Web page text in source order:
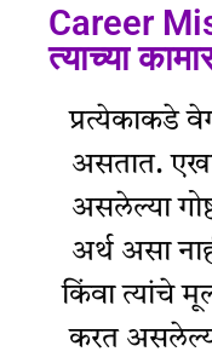
Career
त्याच्या
प्रत्येकाकडे
असतात.
असलेल्या
अर्थ असा
किंवा त्यांचे
करत